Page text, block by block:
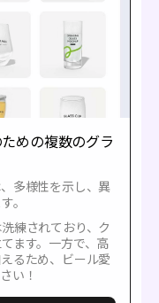
めの複数のグラ
多様性を示し、異
。
練されており、ク
ます。一方で、高
るため、ビール愛
い！